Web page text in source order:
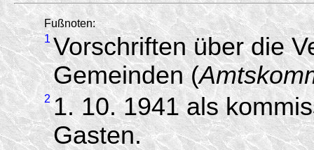
Fußnoten:
1 Vorschriften über die
Gemeinden (
2 1. 10. 1941 als
Gasten.